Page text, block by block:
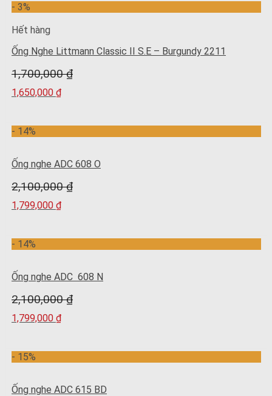
- 3%
Hết hàng
Ống Nghe Littmann Classic II S.E – Burgundy 2211
1,700,000₫
1,650,000 ₫
- 14%
Ống nghe ADC 608 O
2,100,000₫
1,799,000 ₫
- 14%
Ống nghe ADC 608 N
2,100,000₫
1,799,000 ₫
- 15%
Ống nghe ADC 615 BD